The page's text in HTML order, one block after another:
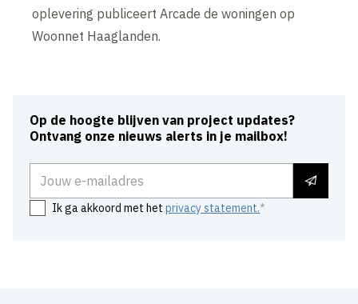
oplevering publiceert Arcade de woningen op
Woonnet Haaglanden.
Op de hoogte blijven van project updates?
Ontvang onze nieuws alerts in je mailbox!
Ik ga akkoord met hetprivacy statement.